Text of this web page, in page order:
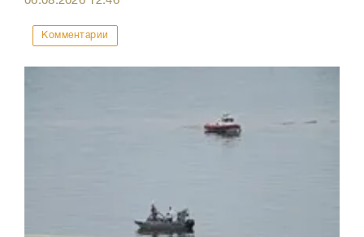
Комментарии